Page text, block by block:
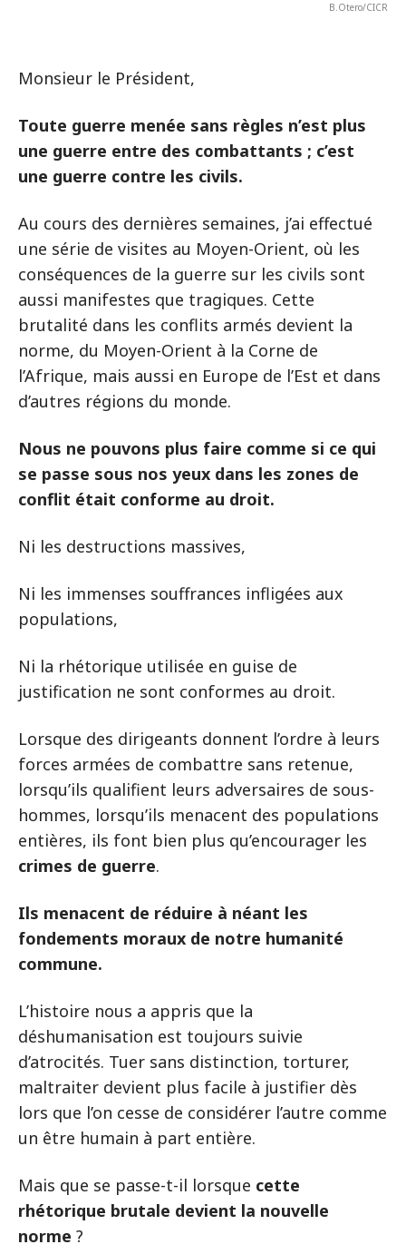
B.Otero/CICR
Monsieur le Président,
Toute guerre menée sans règles n’est plus
une guerre entre des combattants ; c’est
une guerre contre les civils.
Au cours des dernières semaines, j’ai effectué
une série de visites au Moyen-Orient, où les
conséquences de la guerre sur les civils sont
aussi manifestes que tragiques. Cette
brutalité dans les conflits armés devient la
norme, du Moyen-Orient à la Corne de
l’Afrique, mais aussi en Europe de l’Est et dans
d’autres régions du monde.
Nous ne pouvons plus faire comme si ce qui
se passe sous nos yeux dans les zones de
conflit était conforme au droit.
Ni les destructions massives,
Ni les immenses souffrances infligées aux
populations,
Ni la rhétorique utilisée en guise de
justification ne sont conformes au droit.
Lorsque des dirigeants donnent l’ordre à leurs
forces armées de combattre sans retenue,
lorsqu’ils qualifient leurs adversaires de sous-
hommes, lorsqu’ils menacent des populations
entières, ils font bien plus qu’encourager les
crimes de guerre.
Ils menacent de réduire à néant les
fondements moraux de notre humanité
commune.
L’histoire nous a appris que la
déshumanisation est toujours suivie
d’atrocités. Tuer sans distinction, torturer,
maltraiter devient plus facile à justifier dès
lors que l’on cesse de considérer l’autre comme
un être humain à part entière.
Mais que se passe-t-il lorsque cette
rhétorique brutale devient la nouvelle
norme ?